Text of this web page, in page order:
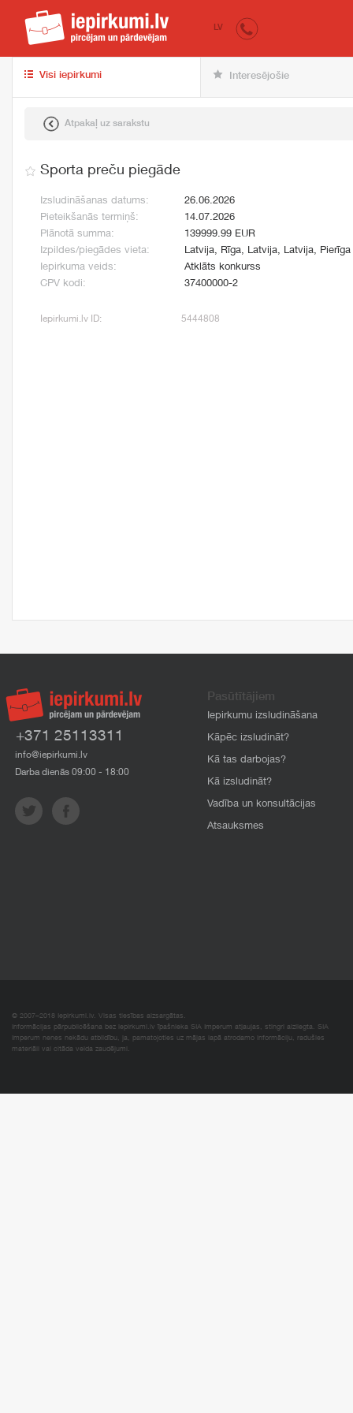
iepirkumi.lv
LV
Visi iepirkumi Interesējošie
Atpakaļ uz sarakstu
Sporta preču piegāde
Izsludināšanas datums:
26.06.2026
Pieteikšanās termiņš:
14.07.2026
Plānotā summa:
139999.99 EUR
Izpildes/piegādes vieta:
Latvija, Rīga, Latvija, Latvija, Pierīga
Iepirkuma veids:
Atklāts konkurss
CPV kodi:
37400000-2
Iepirkumi.lv ID: 5444808
+371 25113311
info@iepirkumi.lv
Darba dienās 09:00 - 18:00
Pasūtītājiem
Iepirkumu izsludināšana
Kāpēc izsludināt?
Kā tas darbojas?
Kā izsludināt?
Vadība un konsultācijas
Atsauksmes
© 2007–2018 Iepirkumi.lv. Visas tiesības aizsargātas.
Informācijas pārpublicēšana bez iepirkumi.lv īpašnieka SIA Imperum atļaujas, stingri aizliegta. SIA
Imperum nenes nekādu atbildību, ja, pamatojoties uz mājas lapā atrodamo informāciju, radušies
materiāli vai citāda veida zaudējumi.